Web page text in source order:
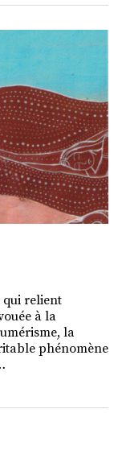
qui relient
à la
la
phénomène